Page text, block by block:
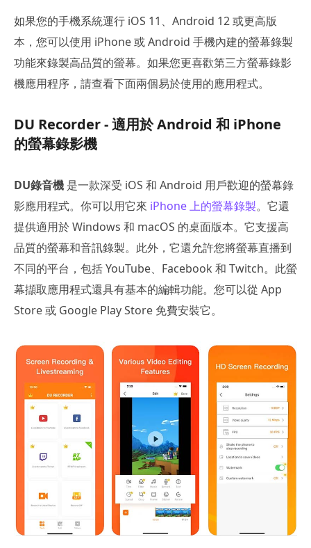
如果您的手機系統運行 iOS 11、Android 12 或更高版
本，您可以使用 iPhone 或 Android 手機內建的螢幕錄製
功能來錄製高品質的螢幕。如果您更喜歡第三方螢幕錄影
機應用程序，請查看下面兩個易於使用的應用程式。
DU Recorder - 適用於 Android 和 iPhone
的螢幕錄影機
DU錄音機 是一款深受 iOS 和 Android 用戶歡迎的螢幕錄
影應用程式。你可以用它來 iPhone 上的螢幕錄製。它還
提供適用於 Windows 和 macOS 的桌面版本。它支援高
品質的螢幕和音訊錄製。此外，它還允許您將螢幕直播到
不同的平台，包括 YouTube、Facebook 和 Twitch。此螢
幕擷取應用程式還具有基本的編輯功能。您可以從 App
Store 或 Google Play Store 免費安裝它。